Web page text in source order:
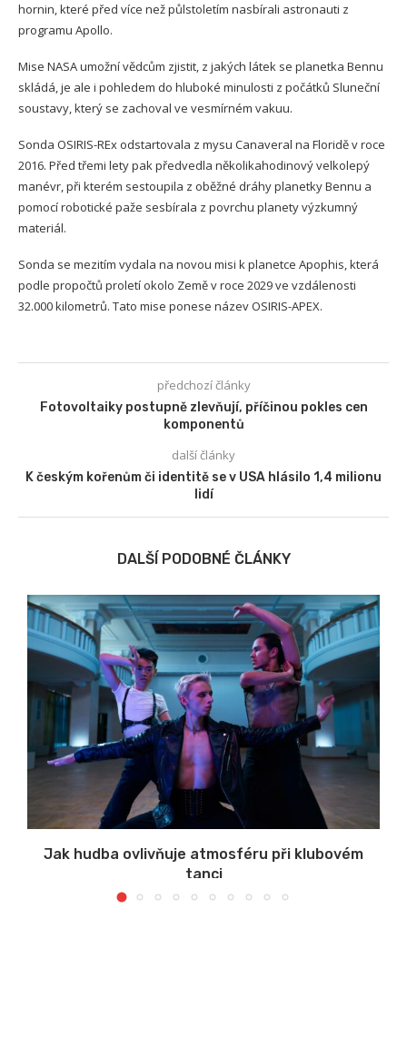
hornin, které před více než půlstoletím nasbírali astronauti z
programu Apollo.
Mise NASA umožní vědcům zjistit, z jakých látek se planetka Bennu
skládá, je ale i pohledem do hluboké minulosti z počátků Sluneční
soustavy, který se zachoval ve vesmírném vakuu.
Sonda OSIRIS-REx odstartovala z mysu Canaveral na Floridě v roce
2016. Před třemi lety pak předvedla několikahodinový velkolepý
manévr, při kterém sestoupila z oběžné dráhy planetky Bennu a
pomocí robotické paže sesbírala z povrchu planety výzkumný
materiál.
Sonda se mezitím vydala na novou misi k planetce Apophis, která
podle propočtů proletí okolo Země v roce 2029 ve vzdálenosti
32.000 kilometrů. Tato mise ponese název OSIRIS-APEX.
předchozí články
Fotovoltaiky postupně zlevňují, příčinou pokles cen
komponentů
další články
K českým kořenům či identitě se v USA hlásilo 1,4 milionu
lidí
DALŠÍ PODOBNÉ ČLÁNKY
Jak hudba ovlivňuje atmosféru při klubovém
tanci